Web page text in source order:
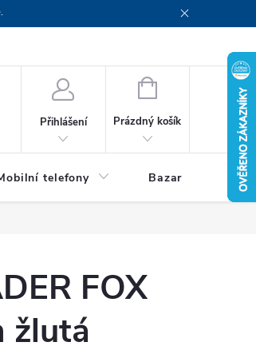
Přihlášení
NÁKUPNÍ
Prázdný košík
telefony Bazar Servis
FOX
žlutá